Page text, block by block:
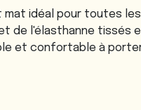
idéal pour toutes
de l'élasthanne
et confortable à